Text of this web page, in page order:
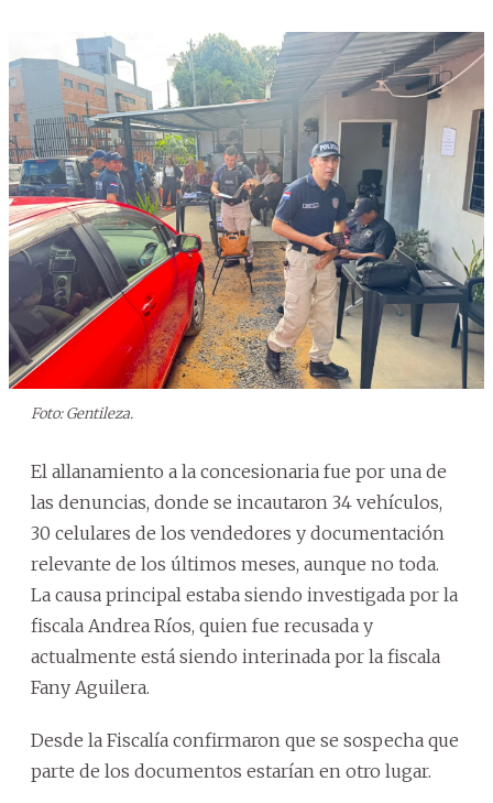
Foto: Gentileza.
El allanamiento a la concesionaria fue por una de
las denuncias, donde se incautaron 34 vehículos,
30 celulares de los vendedores y documentación
relevante de los últimos meses, aunque no toda.
La causa principal estaba siendo investigada por la
fiscala Andrea Ríos, quien fue recusada y
actualmente está siendo interinada por la fiscala
Fany Aguilera.
Desde la Fiscalía confirmaron que se sospecha que
parte de los documentos estarían en otro lugar.